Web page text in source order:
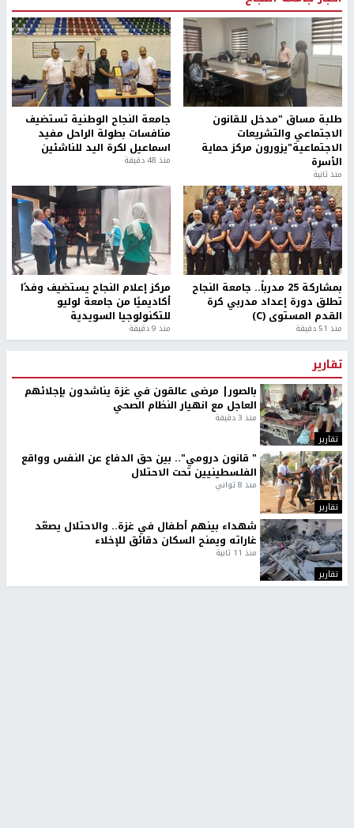
طلبة مساق "مدخل للقانون
الاجتماعي والتشريعات
الاجتماعية"يزورون مركز حماية
الأسرة
منذ ثانية
جامعة النجاح الوطنية تستضيف
منافسات بطولة الراحل مفيد
اسماعيل لكرة اليد للناشئين
منذ 48 دقيقة
بمشاركة 25 مدرباً.. جامعة النجاح
تطلق دورة إعداد مدربي كرة
القدم المستوى (C)
منذ 51 دقيقة
مركز إعلام النجاح يستضيف وفدًا
أكاديميًا من جامعة لوليو
للتكنولوجيا السويدية
منذ 9 دقيقة
تقارير
تقارير
بالصور| مرضى عالقون في غزة يناشدون بإجلائهم
العاجل مع انهيار النظام الصحي
منذ 3 دقيقة
تقارير
" قانون درومي".. بين حق الدفاع عن النفس وواقع
الفلسطينيين تحت الاحتلال
منذ 8 ثواني
تقارير
شهداء بينهم أطفال في غزة.. والاحتلال يصعّد
غاراته ويمنح السكان دقائق للإخلاء
منذ 11 ثانية